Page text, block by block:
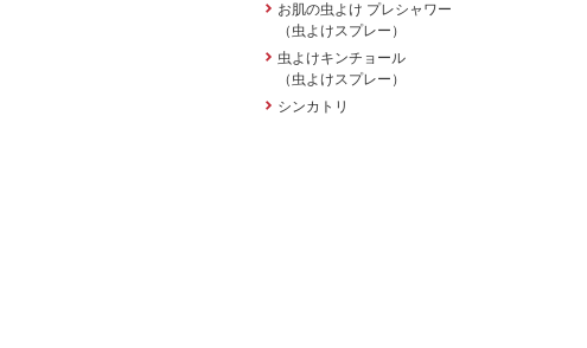
お肌の虫よけ プレシャワー
（虫よけスプレー）
虫よけキンチョール
（虫よけスプレー）
シンカトリ